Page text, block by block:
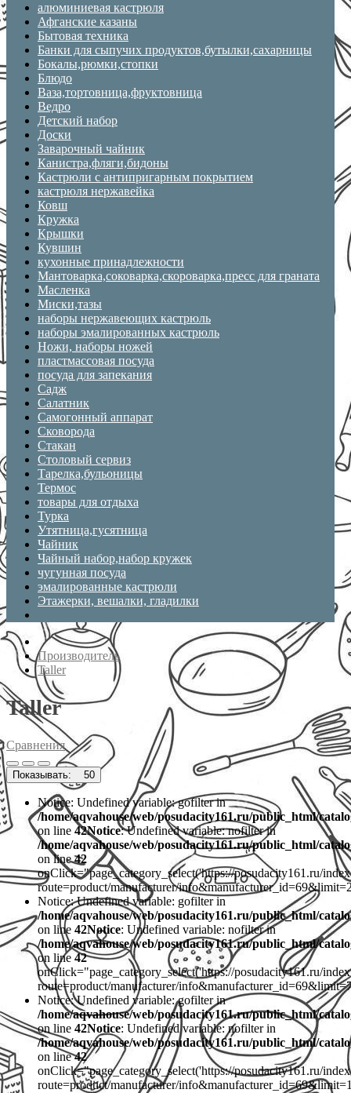
алюминиевая кастрюля
Афганские казаны
Бытовая техника
Банки для сыпучих продуктов,бутылки,сахарницы
Бокалы,рюмки,стопки
Блюдо
Ваза,тортовница,фруктовница
Ведро
Детский набор
Доски
Заварочный чайник
Канистра,фляги,бидоны
Кастрюли с антипригарным покрытием
кастрюля нержавейка
Ковш
Кружка
Крышки
Кувшин
кухонные принадлежности
Мантоварка,соковарка,скороварка,пресс для граната
Масленка
Миски,тазы
наборы нержавеющих кастрюль
наборы эмалированных кастрюль
Ножи, наборы ножей
пластмассовая посуда
посуда для запекания
Садж
Салатник
Самогонный аппарат
Сковорода
Стакан
Столовый сервиз
Тарелка,бульоницы
Термос
товары для отдыха
Турка
Утятница,гусятница
Чайник
Чайный набор,набор кружек
чугунная посуда
эмалированные кастрюли
Этажерки, вешалки, гладилки
Производитель
Taller
Taller
Сравнения
Показывать: 50
Notice: Undefined variable: gofilter in
/home/aqvahouse/web/posudacity161.ru/public_html/
on line 42Notice: Undefined variable: nofilter in
/home/aqvahouse/web/posudacity161.ru/public_html/
on line42
onClick="page_category_select('https://posudacity161.ru/
route=product/manufacturer/
Notice: Undefined variable: gofilter in
/home/aqvahouse/web/posudacity161.ru/public_html/
on line 42Notice: Undefined variable: nofilter in
/home/aqvahouse/web/posudacity161.ru/public_html/
on line 42
onClick="page_category_select('https://posudacity161.ru/
route=product/manufacturer/
Notice: Undefined variable: gofilter in
/home/aqvahouse/web/posudacity161.ru/public_html/
on line 42Notice: Undefined variable: nofilter in
/home/aqvahouse/web/posudacity161.ru/public_html/
on line42
onClick="page_category_select('https://posudacity161.ru/
route=product/manufacturer/